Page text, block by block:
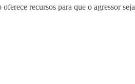
recursos para que o agressor seja